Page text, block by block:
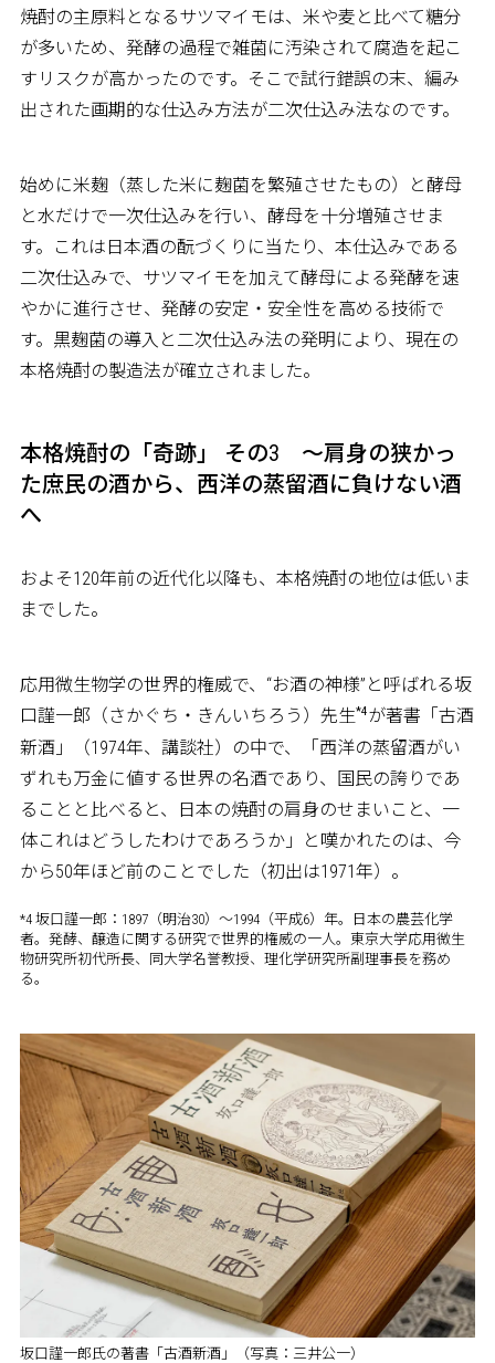
焼酎の主原料となるサツマイモは、米や麦と比べて糖分
が多いため、発酵の過程で雑菌に汚染されて腐造を起こ
すリスクが高かったのです。そこで試行錯誤の末、編み
出された画期的な仕込み方法が二次仕込み法なのです。
始めに米麹（蒸した米に麹菌を繁殖させたもの）と酵母
と水だけで一次仕込みを行い、酵母を十分増殖させま
す。これは日本酒の酛づくりに当たり、本仕込みである
二次仕込みで、サツマイモを加えて酵母による発酵を速
やかに進行させ、発酵の安定・安全性を高める技術で
す。黒麹菌の導入と二次仕込み法の発明により、現在の
本格焼酎の製造法が確立されました。
本格焼酎の「奇跡」 その3 ～肩身の狭かっ
た庶民の酒から、西洋の蒸留酒に負けない酒
へ
およそ120年前の近代化以降も、本格焼酎の地位は低いま
までした。
応用微生物学の世界的権威で、“お酒の神様”と呼ばれる坂
口謹一郎（さかぐち・きんいちろう）先生*4が著書「古酒
新酒」（1974年、講談社）の中で、「西洋の蒸留酒がい
ずれも万金に値する世界の名酒であり、国民の誇りであ
ることと比べると、日本の焼酎の肩身のせまいこと、一
体これはどうしたわけであろうか」と嘆かれたのは、今
から50年ほど前のことでした（初出は1971年）。
*4 坂口謹一郎：1897（明治30）～1994（平成6）年。日本の農芸化学
者。発酵、醸造に関する研究で世界的権威の一人。東京大学応用微生
物研究所初代所長、同大学名誉教授、理化学研究所副理事長を務め
る。
坂口謹一郎氏の著書「古酒新酒」（写真：三井公一）